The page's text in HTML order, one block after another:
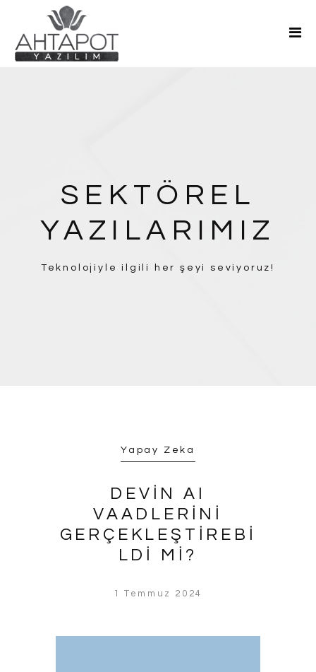
Ana Sayfa
Hakkımızda
SEKTÖREL
YAZILARIMIZ
Teknolojiyle ilgili her şeyi seviyoruz!
Yapay Zeka
DEVIN AI
VAADLERINI
GERÇEKLEŞTIREBI
LDI MI?
1 Temmuz 2024